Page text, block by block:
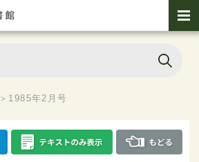
＞ 1985年2月号